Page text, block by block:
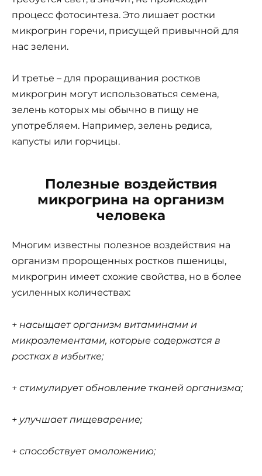
процесс фотосинтеза. Это лишает ростки
микрогрин горечи, присущей привычной для
нас зелени.
И третье – для проращивания ростков
микрогрин могут использоваться семена,
зелень которых мы обычно в пищу не
употребляем. Например, зелень редиса,
капусты или горчицы.
Полезные воздействия
микрогрина на организм
человека
Многим известны полезное воздействия на
организм пророщенных ростков пшеницы,
микрогрин имеет схожие свойства, но в более
усиленных количествах:
+ насыщает организм витаминами и
микроэлементами, которые содержатся в
ростках в избытке;
+ стимулирует обновление тканей организма;
+ улучшает пищеварение;
+ способствует омоложению;